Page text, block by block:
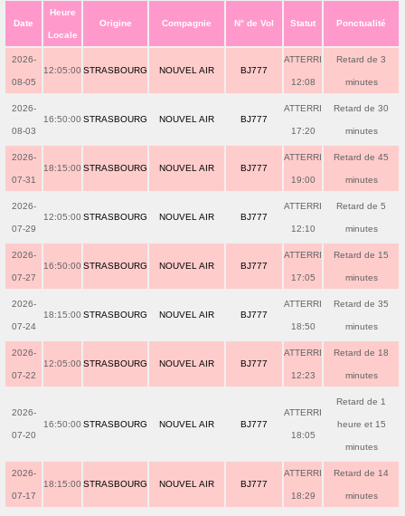
Date
Heure
Locale
Origine Compagnie N° de Vol Statut Ponctualité
2026-
08-05
12:05:00 STRASBOURG NOUVEL AIR BJ777
ATTERRI
12:08
Retard de 3
minutes
2026-
08-03
16:50:00 STRASBOURG NOUVEL AIR BJ777
ATTERRI
17:20
Retard de 30
minutes
2026-
07-31
18:15:00 STRASBOURG NOUVEL AIR BJ777
ATTERRI
19:00
Retard de 45
minutes
2026-
07-29
12:05:00 STRASBOURG NOUVEL AIR BJ777
ATTERRI
12:10
Retard de 5
minutes
2026-
07-27
16:50:00 STRASBOURG NOUVEL AIR BJ777
ATTERRI
17:05
Retard de 15
minutes
2026-
07-24
18:15:00 STRASBOURG NOUVEL AIR BJ777
ATTERRI
18:50
Retard de 35
minutes
2026-
07-22
12:05:00 STRASBOURG NOUVEL AIR BJ777
ATTERRI
12:23
Retard de 18
minutes
2026-
07-20
16:50:00 STRASBOURG NOUVEL AIR BJ777
ATTERRI
18:05
Retard de 1
heure et 15
minutes
2026-
07-17
18:15:00 STRASBOURG NOUVEL AIR BJ777
ATTERRI
18:29
Retard de 14
minutes